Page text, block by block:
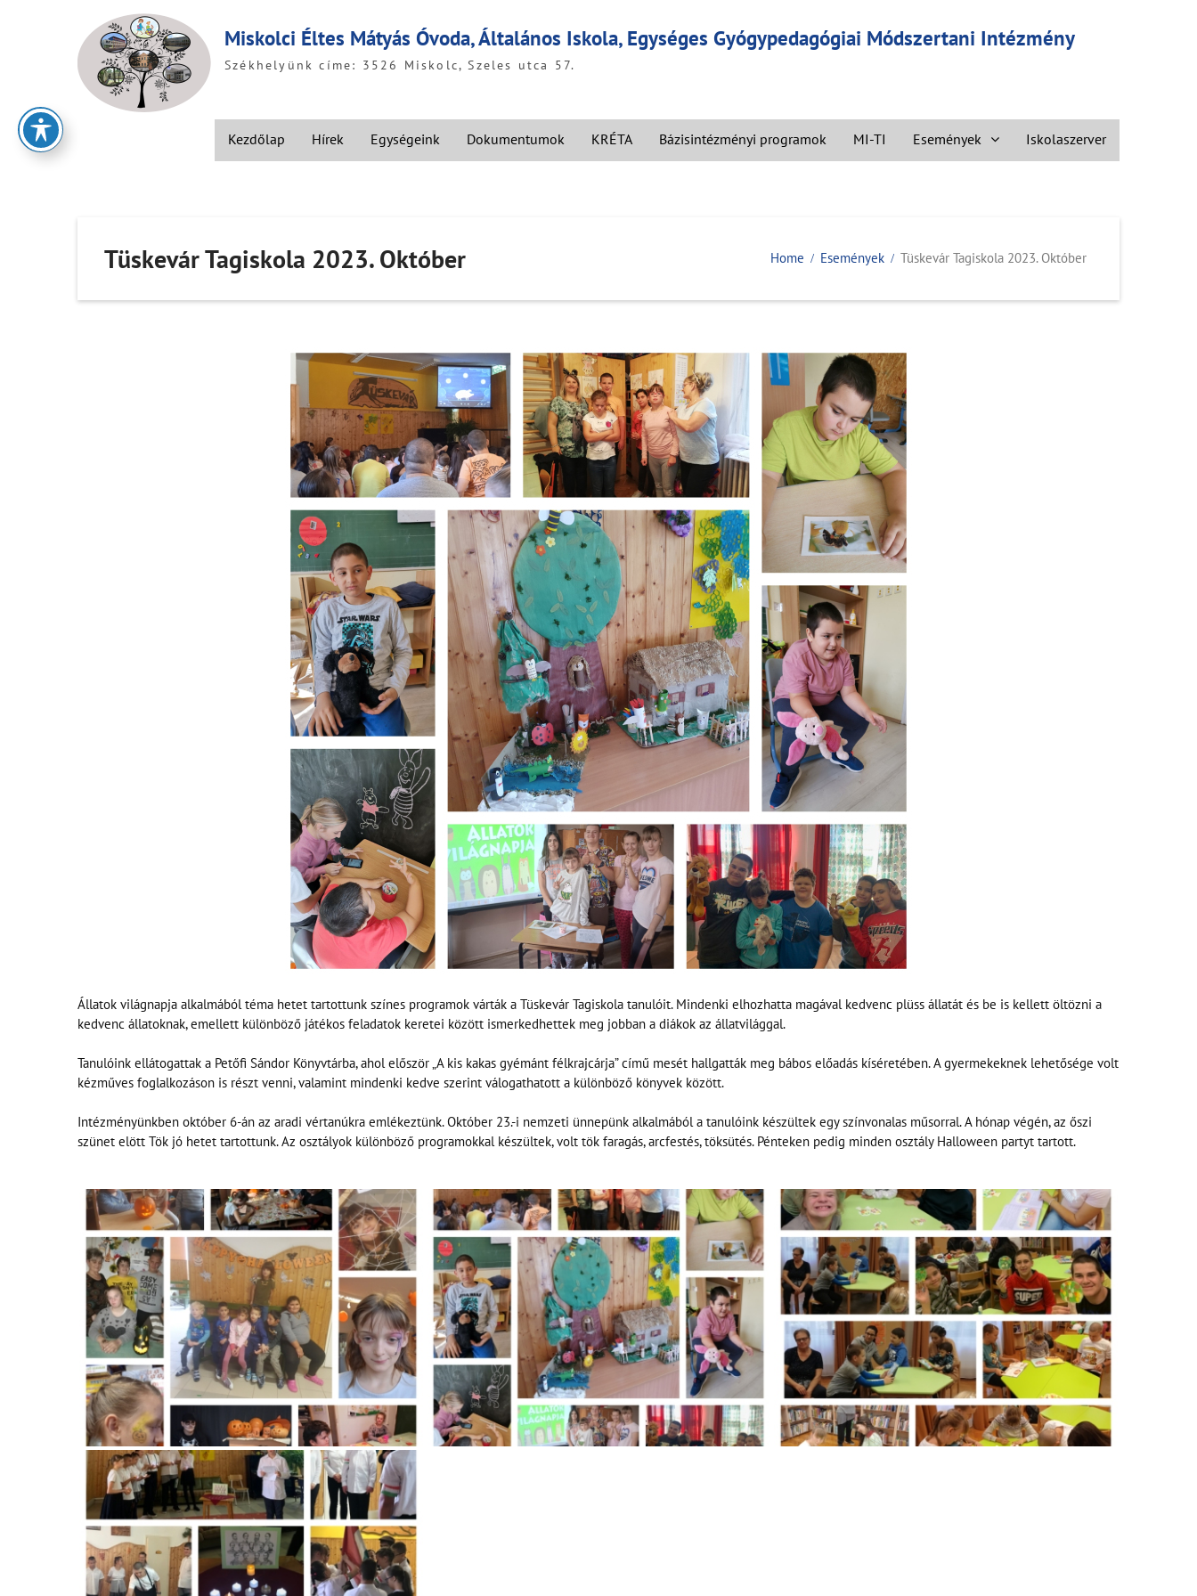
Miskolci Éltes Mátyás Óvoda, Általános Iskola, Egységes Gyógypedagógiai Módszertani Intézmény
Székhelyünk címe: 3526 Miskolc, Szeles utca 57.
Kezdőlap Hírek Egységeink Dokumentumok KRÉTA Bázisintézményi programok MI-TI Események Iskolaszerver
Tüskevár Tagiskola 2023. Október Home Események Tüskevár Tagiskola 2023. Október
Állatok világnapja alkalmából téma hetet tartottunk színes programok várták a Tüskevár Tagiskola tanulóit. Mindenki elhozhatta magával kedvenc plüss állatát és be is kellett öltözni a
kedvenc állatoknak, emellett különböző játékos feladatok keretei között ismerkedhettek meg jobban a diákok az állatvilággal.
Tanulóink ellátogattak a Petőfi Sándor Könyvtárba, ahol először „A kis kakas gyémánt félkrajcárja” című mesét hallgatták meg bábos előadás kíséretében. A gyermekeknek lehetősége volt
kézműves foglalkozáson is részt venni, valamint mindenki kedve szerint válogathatott a különböző könyvek között.
Intézményünkben október 6-án az aradi vértanúkra emlékeztünk. Október 23.-i nemzeti ünnepünk alkalmából a tanulóink készültek egy színvonalas műsorral. A hónap végén, az őszi
szünet elött Tök jó hetet tartottunk. Az osztályok különböző programokkal készültek, volt tök faragás, arcfestés, töksütés. Pénteken pedig minden osztály Halloween partyt tartott.
(3526 MISKOLC SZELES UTCA 57.)
Tel.: 30/ 754-5275
2026. JÚLIUS 8.----------9:00-13:00
2026. JÚLIUS 22.--------9:00-13:00
2026. AUGUSZTUS 5.----9:00-13:00
2026. AUGUSZTUS 19.--9:00-13:00